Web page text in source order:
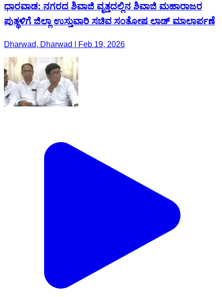
ಧಾರವಾಡ: ನಗರದ ಶಿವಾಜಿ ವೃತ್ತದಲ್ಲಿನ ಶಿವಾಜಿ ಮಹಾರಾಜರ
ಪುತ್ಥಳಿಗೆ ಜಿಲ್ಲಾ ಉಸ್ತುವಾರಿ ಸಚಿವ ಸಂತೋಷ ಲಾಡ್ ಮಾಲಾರ್ಪಣೆ
Dharwad, Dharwad | Feb 19, 2026